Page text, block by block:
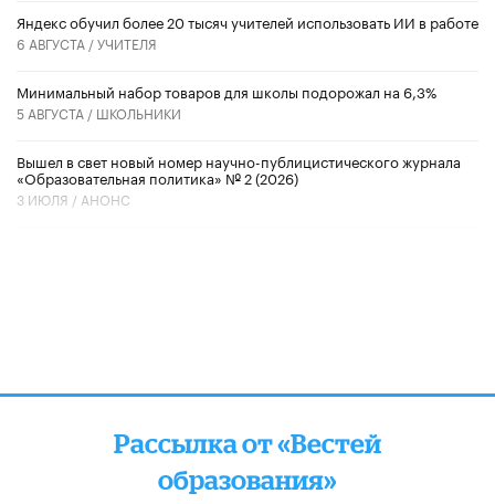
​Яндекс обучил более 20 тысяч учителей использовать ИИ в работе
6 АВГУСТА /УЧИТЕЛЯ
Минимальный набор товаров для школы подорожал на 6,3%
5 АВГУСТА / ШКОЛЬНИКИ
Вышел в свет новый номер научно-публицистического журнала
«Образовательная политика» № 2 (2026)
3 ИЮЛЯ / АНОНС
Рассылка от «Вестей
образования»